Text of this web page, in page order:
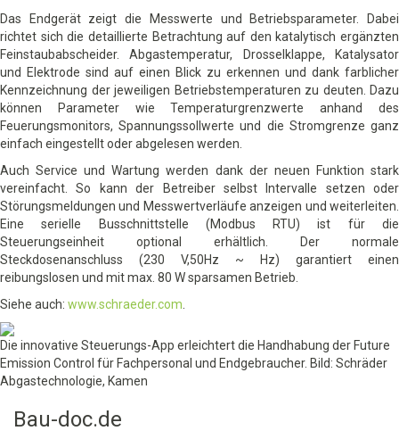
Das Endgerät zeigt die Messwerte und Betriebsparameter. Dabei
richtet sich die detaillierte Betrachtung auf den katalytisch ergänzten
Feinstaubabscheider. Abgastemperatur, Drosselklappe, Katalysator
und Elektrode sind auf einen Blick zu erkennen und dank farblicher
Kennzeichnung der jeweiligen Betriebstemperaturen zu deuten. Dazu
können Parameter wie Temperaturgrenzwerte anhand des
Feuerungsmonitors, Spannungssollwerte und die Stromgrenze ganz
einfach eingestellt oder abgelesen werden.
Auch Service und Wartung werden dank der neuen Funktion stark
vereinfacht. So kann der Betreiber selbst Intervalle setzen oder
Störungsmeldungen und Messwertverläufe anzeigen und weiterleiten.
Eine serielle Busschnittstelle (Modbus RTU) ist für die
Steuerungseinheit optional erhältlich. Der normale
Steckdosenanschluss (230 V,50Hz ~ Hz) garantiert einen
reibungslosen und mit max. 80 W sparsamen Betrieb.
Siehe auch: www.schraeder.com
Die innovative Steuerungs-App erleichtert die Handhabung der Future
Emission Control für Fachpersonal und Endgebraucher. Bild: Schräder
Abgastechnologie, Kamen
Bau-doc.de